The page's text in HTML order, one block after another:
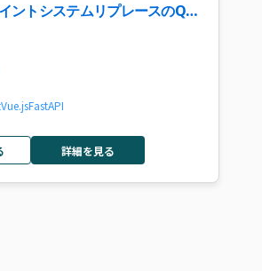
ントシステムリプレースのQA/
Vue.jsFastAPI
詳細を見る